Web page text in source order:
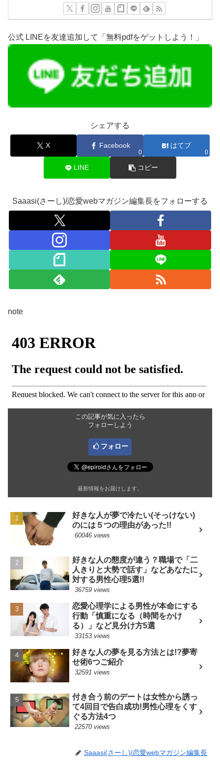
公式 LINEを友達追加して「無料pdfをゲットしよう！」
シェアする
X Facebook
0
はてブ
0
LINE コピー
Saaasi(さーし)/恋愛webマガジン編集長をフォローする
note
この記事が気に入ったら
フォローしよう
フォロー
最新情報をお届けします。
好きな人が夢で冷たい(そっけない)
のには５つの理由があった!!
60046 views
好きな人の態度が違う？職場で「二
人きりと大勢で話す」などあなたに
対する男性心理5選!!
36759 views
恋愛心理学による男性が本命にする
行動「慎重になる（時間をかけ
る）」など見分け方5選
33153 views
好きな人の夢を見る方法とは!?夢寄
せ術6つご紹介
32591 views
付き合う前のデートは女性から誘っ
て4回目で告白成功!男性心理をくす
ぐる方法4つ
22570 views
Saaasi(さーし)/恋愛webマガジン編集長